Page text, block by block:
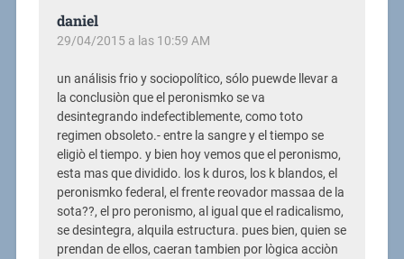
daniel
29/04/2015 a las 10:59 AM
un análisis frio y sociopolítico, sólo puewde llevar a
la conclusiòn que el peronismko se va
desintegrando indefectiblemente, como toto
regimen obsoleto.- entre la sangre y el tiempo se
eligiò el tiempo. y bien hoy vemos que el peronismo,
esta mas que dividido. los k duros, los k blandos, el
peronismko federal, el frente reovador massaa de la
sota??, el pro peronismo, al igual que el radicalismo,
se desintegra, alquila estructura. pues bien, quien se
prendan de ellos, caeran tambien por lògica acciòn